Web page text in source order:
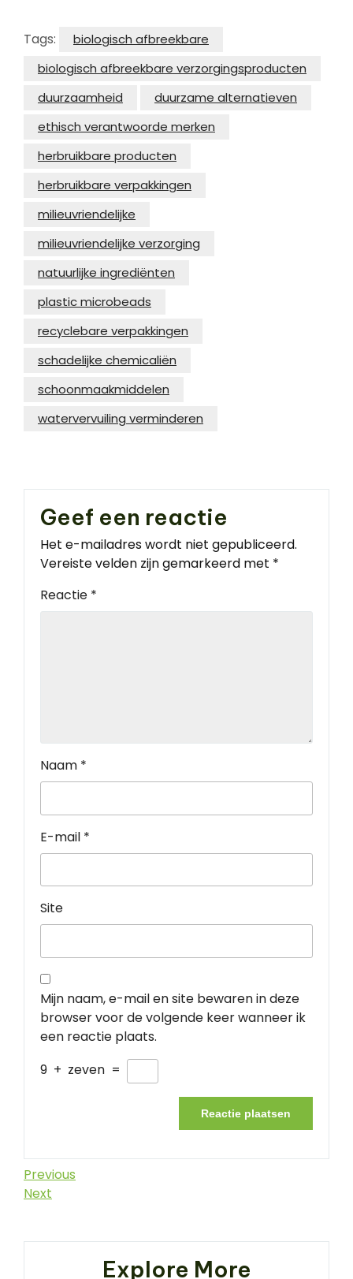
Tags:
biologisch afbreekbare
biologisch afbreekbare verzorgingsproducten
duurzaamheid
duurzame alternatieven
ethisch verantwoorde merken
herbruikbare producten
herbruikbare verpakkingen
milieuvriendelijke
milieuvriendelijke verzorging
natuurlijke ingrediënten
plastic microbeads
recyclebare verpakkingen
schadelijke chemicaliën
schoonmaakmiddelen
watervervuiling verminderen
Geef een reactie
Het e-mailadres wordt niet gepubliceerd.
Vereiste velden zijn gemarkeerd met *
Reactie *
Naam *
E-mail *
Site
Mijn naam, e-mail en site bewaren in deze
browser voor de volgende keer wanneer ik
een reactie plaats.
9 + zeven =
Berichtnavigatie
Previous
Post
Previous
Next
Next
Explore More